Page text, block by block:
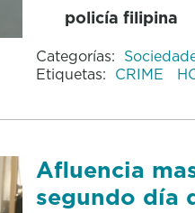
policía filipina
Categorías:
Etiquetas: CRIME
Afluencia
segundo día